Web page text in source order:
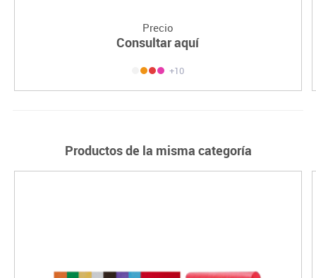
Precio
Consultar aquí
+10
Productos de la misma categoría